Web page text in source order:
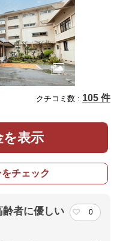
クチコミ数 : 105 件
を表示
チェック
者に優しい
0